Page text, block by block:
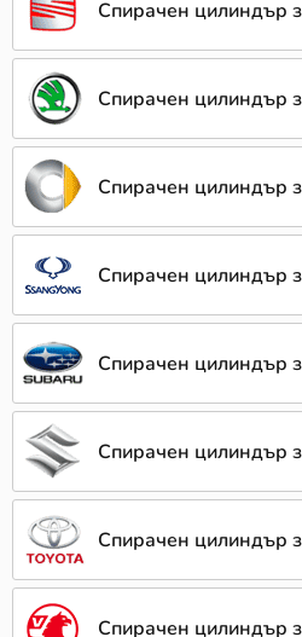
Спирачен цилиндър
Спирачен цилиндър
Спирачен цилиндър
Спирачен цилиндър
Спирачен цилиндър
Спирачен цилиндър
Спирачен цилиндър
Спирачен цилиндър